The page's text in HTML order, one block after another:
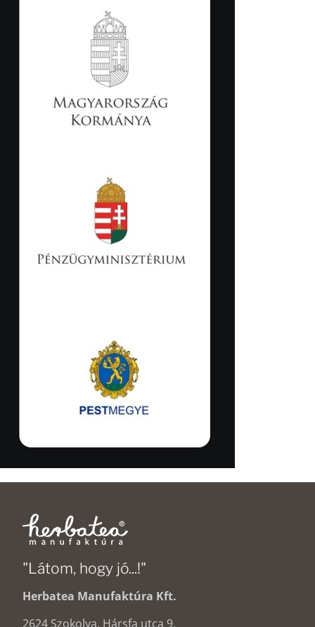
"Látom, hogy jó...!"
Herbatea Manufaktúra Kft.
2624 Szokolya, Hársfa utca 9.